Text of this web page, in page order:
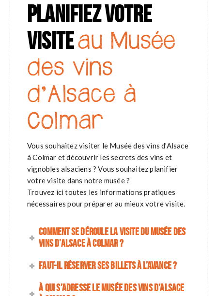
PLANIFIEZ VOTRE
VISITEau Musée
des vins
d’Alsace à
Colmar
Vous souhaitez visiter le Musée des vins d'Alsace
à Colmar et découvrir les secrets des vins et
vignobles alsaciens ? Vous souhaitez planifier
votre visite dans notre musée ?
Trouvez ici toutes les informations pratiques
nécessaires pour préparer au mieux votre visite.
Comment se déroule la visite du Musée des
vins d’Alsace à Colmar ?
Faut-il réserver ses billets à l’avance ?
À qui s’adresse le Musée des vins d’Alsace